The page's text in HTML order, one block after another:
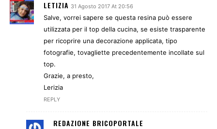
LETIZIA 31 Agosto 2017 At 20:56
Salve, vorrei sapere se questa resina può essere
utilizzata per il top della cucina, se esiste trasparente
per ricoprire una decorazione applicata, tipo
fotografie, tovagliette precedentemente incollate sul
top.
Grazie, a presto,
Lerizia
REPLY
REDAZIONE BRICOPORTALE